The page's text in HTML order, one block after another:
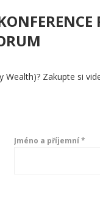
Zakupte si
Jméno a příjemní *